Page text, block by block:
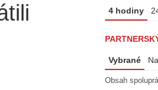
4 hodiny
Vybrané
Obsah